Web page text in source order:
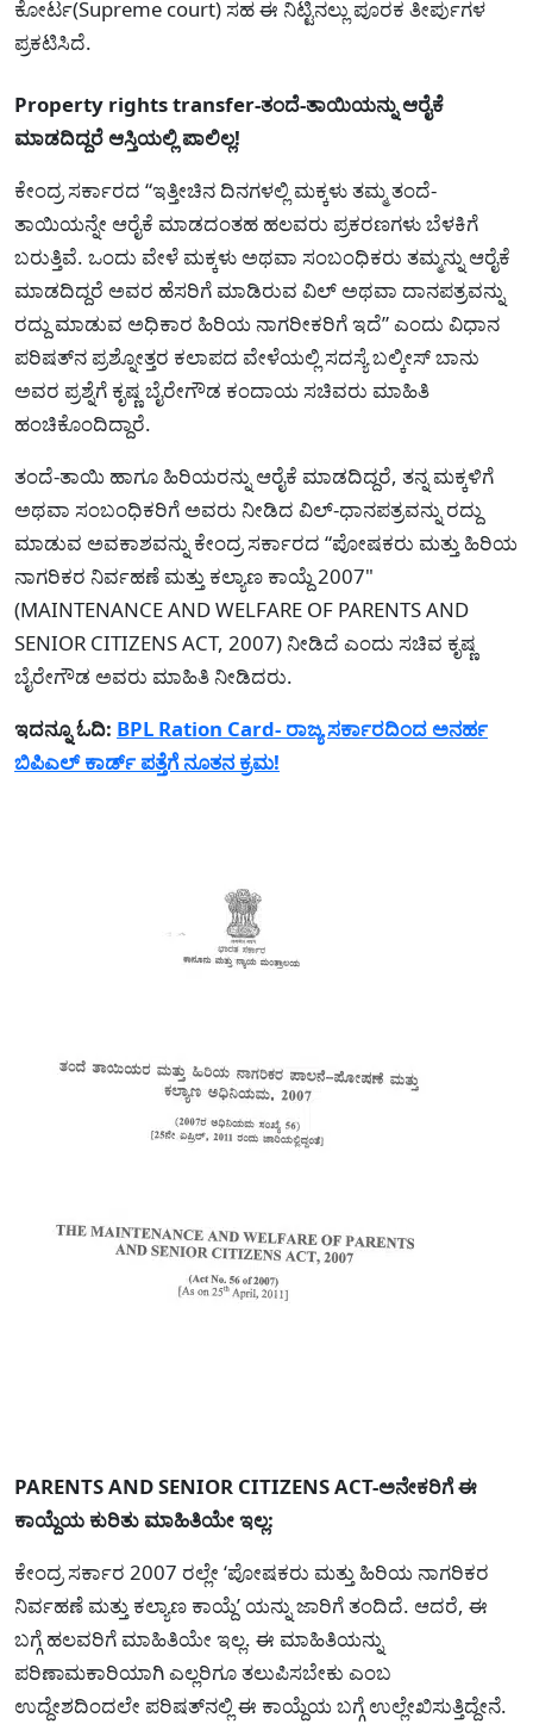
ಕೋರ್ಟ(Supreme court) ಸಹ ಈ ನಿಟ್ಟಿನಲ್ಲು ಪೂರಕ ತೀರ್ಪುಗಳ
ಪ್ರಕಟಿಸಿದೆ.
Property rights transfer-ತಂದೆ-ತಾಯಿಯನ್ನು ಆರೈಕೆ
ಮಾಡದಿದ್ದರೆ ಆಸ್ತಿಯಲ್ಲಿ ಪಾಲಿಲ್ಲ!
ಕೇಂದ್ರ ಸರ್ಕಾರದ “ಇತ್ತೀಚಿನ ದಿನಗಳಲ್ಲಿ ಮಕ್ಕಳು ತಮ್ಮ ತಂದೆ-
ತಾಯಿಯನ್ನೇ ಆರೈಕೆ ಮಾಡದಂತಹ ಹಲವರು ಪ್ರಕರಣಗಳು ಬೆಳಕಿಗೆ
ಬರುತ್ತಿವೆ. ಒಂದು ವೇಳೆ ಮಕ್ಕಳು ಅಥವಾ ಸಂಬಂಧಿಕರು ತಮ್ಮನ್ನು ಆರೈಕೆ
ಮಾಡದಿದ್ದರೆ ಅವರ ಹೆಸರಿಗೆ ಮಾಡಿರುವ ವಿಲ್ ಅಥವಾ ದಾನಪತ್ರವನ್ನು
ರದ್ದು ಮಾಡುವ ಅಧಿಕಾರ ಹಿರಿಯ ನಾಗರೀಕರಿಗೆ ಇದೆ” ಎಂದು ವಿಧಾನ
ಪರಿಷತ್‍ನ ಪ್ರಶ್ನೋತ್ತರ ಕಲಾಪದ ವೇಳೆಯಲ್ಲಿ ಸದಸ್ಯೆ ಬಲ್ಕೀಸ್ ಬಾನು
ಅವರ ಪ್ರಶ್ನೆಗೆ ಕೃಷ್ಣ ಬೈರೇಗೌಡ ಕಂದಾಯ ಸಚಿವರು ಮಾಹಿತಿ
ಹಂಚಿಕೊಂದಿದ್ದಾರೆ.
ತಂದೆ-ತಾಯಿ ಹಾಗೂ ಹಿರಿಯರನ್ನು ಆರೈಕೆ ಮಾಡದಿದ್ದರೆ, ತನ್ನ ಮಕ್ಕಳಿಗೆ
ಅಥವಾ ಸಂಬಂಧಿಕರಿಗೆ ಅವರು ನೀಡಿದ ವಿಲ್-ಧಾನಪತ್ರವನ್ನು ರದ್ದು
ಮಾಡುವ ಅವಕಾಶವನ್ನು ಕೇಂದ್ರ ಸರ್ಕಾರದ “ಪೋಷಕರು ಮತ್ತು ಹಿರಿಯ
ನಾಗರಿಕರ ನಿರ್ವಹಣೆ ಮತ್ತು ಕಲ್ಯಾಣ ಕಾಯ್ದೆ 2007"
(MAINTENANCE AND WELFARE OF PARENTS AND
SENIOR CITIZENS ACT, 2007) ನೀಡಿದೆ ಎಂದು ಸಚಿವ ಕೃಷ್ಣ
ಬೈರೇಗೌಡ ಅವರು ಮಾಹಿತಿ ನೀಡಿದರು.
ಇದನ್ನೂ ಓದಿ: BPL Ration Card- ರಾಜ್ಯ ಸರ್ಕಾರದಿಂದ ಅನರ್ಹ
ಬಿಪಿಎಲ್ ಕಾರ್ಡ್ ಪತ್ತೆಗೆ ನೂತನ ಕ್ರಮ!
PARENTS AND SENIOR CITIZENS ACT-ಅನೇಕರಿಗೆ ಈ
ಕಾಯ್ದೆಯ ಕುರಿತು ಮಾಹಿತಿಯೇ ಇಲ್ಲ:
ಕೇಂದ್ರ ಸರ್ಕಾರ 2007 ರಲ್ಲೇ ‘ಪೋಷಕರು ಮತ್ತು ಹಿರಿಯ ನಾಗರಿಕರ
ನಿರ್ವಹಣೆ ಮತ್ತು ಕಲ್ಯಾಣ ಕಾಯ್ದೆ’ ಯನ್ನು ಜಾರಿಗೆ ತಂದಿದೆ. ಆದರೆ, ಈ
ಬಗ್ಗೆ ಹಲವರಿಗೆ ಮಾಹಿತಿಯೇ ಇಲ್ಲ. ಈ ಮಾಹಿತಿಯನ್ನು
ಪರಿಣಾಮಕಾರಿಯಾಗಿ ಎಲ್ಲರಿಗೂ ತಲುಪಿಸಬೇಕು ಎಂಬ
ಉದ್ದೇಶದಿಂದಲೇ ಪರಿಷತ್‍ನಲ್ಲಿ ಈ ಕಾಯ್ದೆಯ ಬಗ್ಗೆ ಉಲ್ಲೇಖಿಸುತ್ತಿದ್ದೇನೆ.